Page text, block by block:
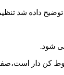
داده شد تنظیم
شود.
کن دار